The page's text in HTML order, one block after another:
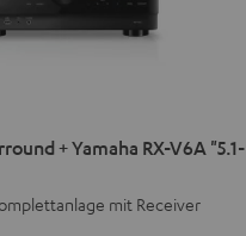
+ Yamaha RX-V6A "5.1-
mit Receiver